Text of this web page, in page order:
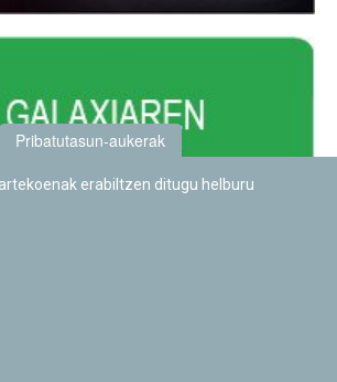
Pribatutasun-aukerak
erabiltzen ditugu helburu